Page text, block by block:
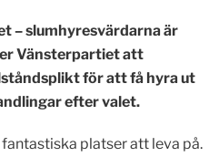
– slumhyresvärdarna är
Vänsterpartiet att
för att få hyra ut
efter valet.
platser att leva på.